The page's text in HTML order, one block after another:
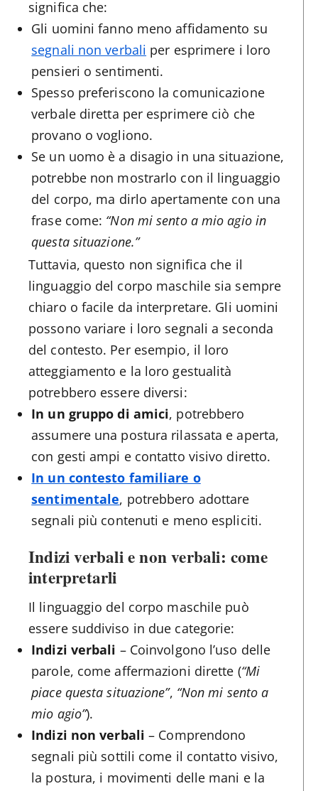
significa che:
Gli uomini fanno meno affidamento su
segnali non verbali per esprimere i loro
pensieri o sentimenti.
Spesso preferiscono la comunicazione
verbale diretta per esprimere ciò che
provano o vogliono.
Se un uomo è a disagio in una situazione,
potrebbe non mostrarlo con il linguaggio
del corpo, ma dirlo apertamente con una
frase come: “Non mi sento a mio agio in
questa situazione.”
Tuttavia, questo non significa che il
linguaggio del corpo maschile sia sempre
chiaro o facile da interpretare. Gli uomini
possono variare i loro segnali a seconda
del contesto. Per esempio, il loro
atteggiamento e la loro gestualità
potrebbero essere diversi:
In un gruppo di amici, potrebbero
assumere una postura rilassata e aperta,
con gesti ampi e contatto visivo diretto.
In un contesto familiare o
sentimentale, potrebbero adottare
segnali più contenuti e meno espliciti.
Indizi verbali e non verbali: come
interpretarli
Il linguaggio del corpo maschile può
essere suddiviso in due categorie:
Indizi verbali – Coinvolgono l’uso delle
parole, come affermazioni dirette (“Mi
piace questa situazione”, “Non mi sento a
mio agio”).
Indizi non verbali – Comprendono
segnali più sottili come il contatto visivo,
la postura, i movimenti delle mani e la